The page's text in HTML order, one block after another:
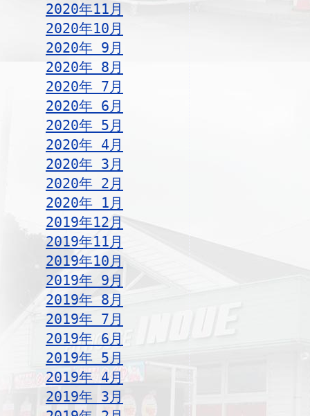
2020年11月
2020年10月
2020年 9月
2020年 8月
2020年 7月
2020年 6月
2020年 5月
2020年 4月
2020年 3月
2020年 2月
2020年 1月
2019年12月
2019年11月
2019年10月
2019年 9月
2019年 8月
2019年 7月
2019年 6月
2019年 5月
2019年 4月
2019年 3月